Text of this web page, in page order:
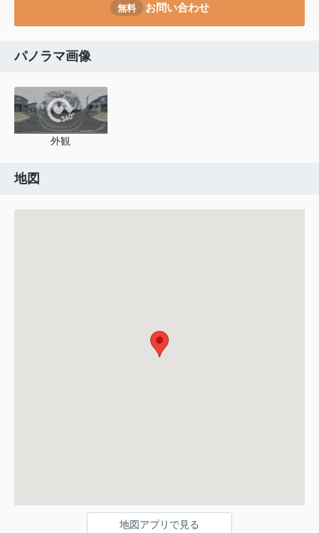
無料 お問い合わせ
パノラマ画像
外観
地図
地図アプリで見る